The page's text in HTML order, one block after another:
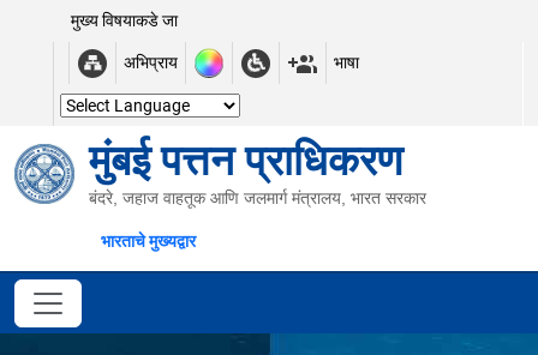
मुख्य विषयाकडे जा
अभिप्राय भाषा
मुंबई पत्तन प्राधिकरण
बंदरे, जहाज वाहतूक आणि जलमार्ग मंत्रालय, भारत सरकार
भारताचे मुख्यद्वार